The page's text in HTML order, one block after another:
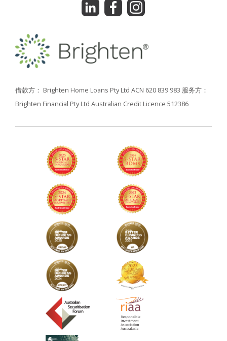
借款方： Brighten Home Loans Pty Ltd ACN 620 839 983 服务方：
Brighten Financial Pty Ltd Australian Credit Licence 512386